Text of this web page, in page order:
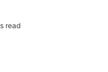
read